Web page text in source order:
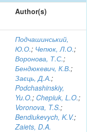
Author(s)
Подчашинський,
Ю.О.; Чепюк, Л.О.;
Воронова, Т.С.;
Бендюкевич, К.В.;
Заєць, Д.А.;
Podchashinskiy,
Yu.O.; Chepiuk, L.O.;
Voronova, T.S.;
Bendiukevych, K.V.;
Zaiets, D.A.